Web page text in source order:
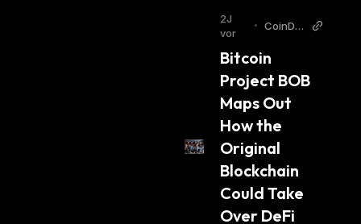
I
S
H
2J
vor
•
CoinDe
Bitcoin
Project BOB
Maps Out
How the
Original
Blockchain
Could Take